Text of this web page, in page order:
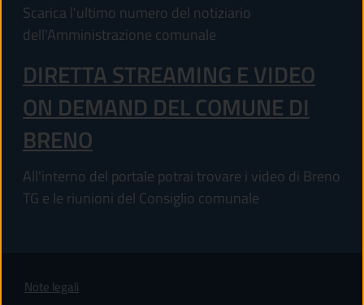
Scarica l'ultimo numero del notiziario
dell'Amministrazione comunale
DIRETTA STREAMING E VIDEO
ON DEMAND DEL COMUNE DI
BRENO
All'interno del portale potrai trovare i video di Breno
TG e le riunioni del Consiglio comunale
Note legali